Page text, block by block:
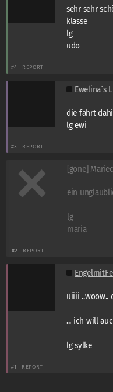
sehr sehr
klasse
lg
udo
#4 REPORT
Ewelina`s
die fahrt
lg ewi
#3 REPORT
[gone]
ein
lg
maria
#2 REPORT
uiiii ..woow..
... ich will
lg sylke
#1 REPORT